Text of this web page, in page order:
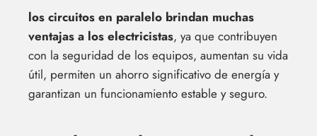
los circuitos en paralelo brindan muchas
ventajas a los electricistas, ya que contribuyen
con la seguridad de los equipos, aumentan su vida
útil, permiten un ahorro significativo de energía y
garantizan un funcionamiento estable y seguro.